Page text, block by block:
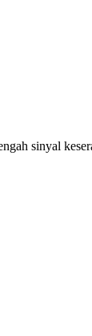
sinyal